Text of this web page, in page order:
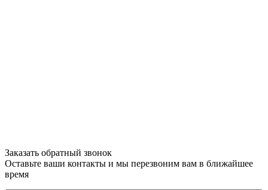
Заказать обратный звонок
Оставьте ваши контакты и мы перезвоним вам в ближайшее
время